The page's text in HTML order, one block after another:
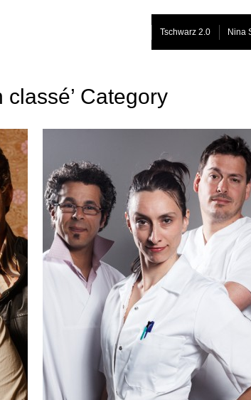
Tschwarz 2.0 Nina
classé’ Category